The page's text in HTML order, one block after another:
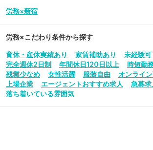
労務×新宿
労務×こだわり条件から探す
育休・産休実績あり 家賃補助あり 未経験可
完全週休2日制
年間休日120日以上
時短勤
残業少なめ
女性活躍 服装自由
オンライ
上場企業
エージェントおすすめ求人
急募求
落ち着いている雰囲気